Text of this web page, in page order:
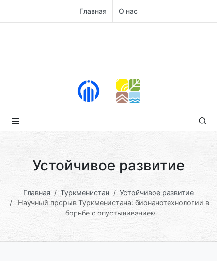
Главная О нас
Устойчивое развитие
Главная Туркменистан
Устойчивое развитие
Научный прорыв Туркменистана: бионанотехнологии в
борьбе с опустыниванием